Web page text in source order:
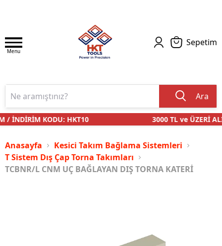
Menu
Sepetim
Ara
İNDİRİM KODU: HKT10 3000 TL ve ÜZERİ
Anasayfa
Kesici Takım Bağlama Sistemleri
T Sistem Dış Çap Torna Takımları
TCBNR/L CNM UÇ BAĞLAYAN DIŞ TORNA KATERİ